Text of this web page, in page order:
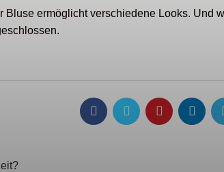
ermöglicht verschiedene Looks. Und